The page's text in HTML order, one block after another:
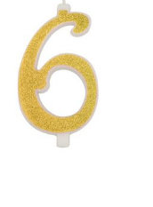
19ס"מ -לבן מנוקד
במארז6